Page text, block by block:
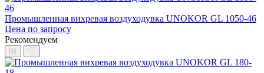
Промышленная вихревая воздуходувка UNOKOR GL 1050-46
Цена по запросу
Рекомендуем